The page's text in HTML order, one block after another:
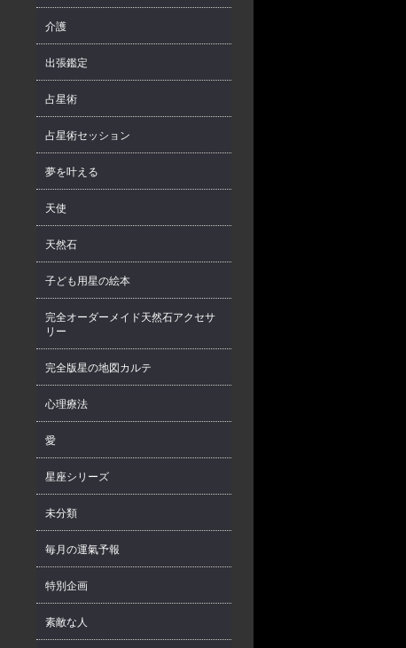
介護
出張鑑定
占星術
占星術セッション
夢を叶える
天使
天然石
子ども用星の絵本
完全オーダーメイド天然石アクセサ
リー
完全版星の地図カルテ
心理療法
愛
星座シリーズ
未分類
毎月の運氣予報
特別企画
素敵な人